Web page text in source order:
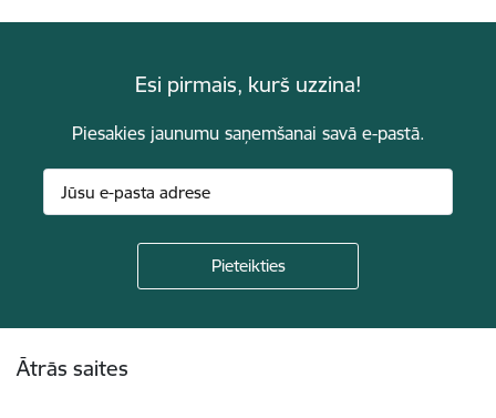
Esi pirmais, kurš uzzina!
Piesakies jaunumu saņemšanai savā e-pastā.
Ātrās saites